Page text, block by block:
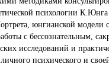
психологии
юнгианской модели
с бессознательным,
исследований и
психического и